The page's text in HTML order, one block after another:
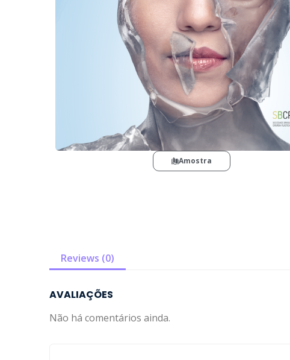
Amostra
Reviews (0)
AVALIAÇÕES
Não há comentários ainda.